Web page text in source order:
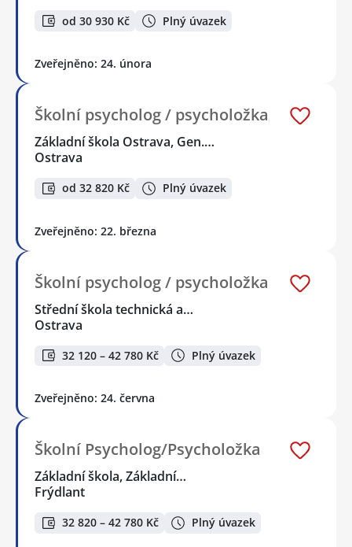
od 30 930 Kč Plný úvazek
Zveřejněno: 24. února
Školní psycholog / psycholožka
Základní škola Ostrava, Gen.…
Ostrava
od 32 820 Kč Plný úvazek
Zveřejněno: 22. března
Školní psycholog / psycholožka
Střední škola technická a…
Ostrava
32 120 – 42 780 Kč Plný úvazek
Zveřejněno: 24. června
Školní Psycholog/Psycholožka
Základní škola, Základní…
Frýdlant
32 820 – 42 780 Kč Plný úvazek